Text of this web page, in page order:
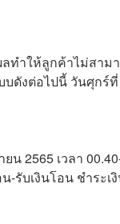
ำให้ลูกค้าไม่สาม
งต่อไปนี้ วันศุกร์ที่
2565 เวลา
บเงินโอน ชำระเ